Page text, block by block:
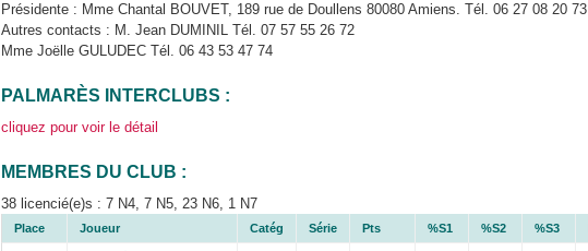
Présidente : Mme Chantal BOUVET, 189 rue de Doullens 80080 Amiens. Tél. 06 27 08 20 73
Autres contacts : M. Jean DUMINIL Tél. 07 57 55 26 72
Mme Joëlle GULUDEC Tél. 06 43 53 47 74
PALMARÈS INTERCLUBS :
cliquez pour voir le détail
MEMBRES DU CLUB :
38 licencié(e)s : 7 N4, 7 N5, 23 N6, 1 N7
Place Joueur Catég Série Pts %S1 %S2 %S3